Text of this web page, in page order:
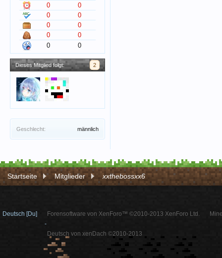
0
0
0
0
0
0
0
0
0
0
Dieses Mitglied folgt: 2
Geschlecht: männlich
Startseite Mitglieder xxthebossxx6
Deutsch [Du]
Forensoftware von XenForo™ ©2010-2013 XenForo Ltd.
-
Deutsch von xenDach ©2010-2013